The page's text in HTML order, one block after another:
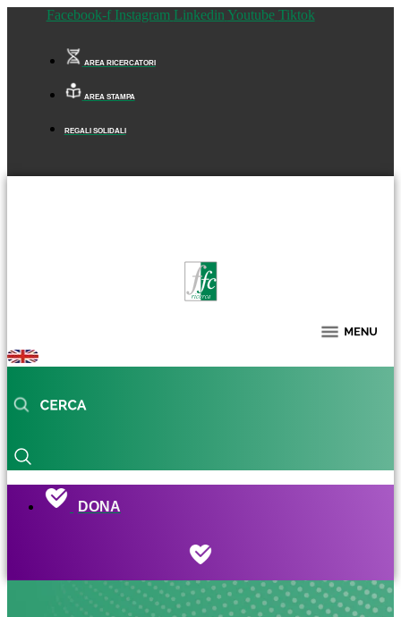
Facebook-f Instagram Linkedin Youtube Tiktok
AREA RICERCATORI
AREA STAMPA
REGALI SOLIDALI
DONA